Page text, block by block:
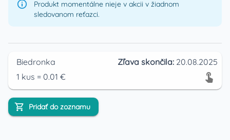
Produkt momentálne nieje v akcii v žiadnom
sledovanom reťazci.
Biedronka Zľava skončila: 20.08.2025
1 kus = 0.01 €
Pridať do zoznamu